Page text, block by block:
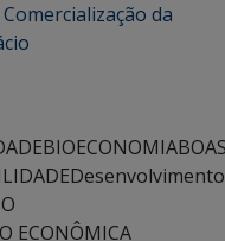
da
BIOECONOMIA
Desenvolvimento
ECONÔMICA